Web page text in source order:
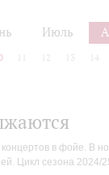
Июль
12 13 14
в фойе. В
Цикл сезона